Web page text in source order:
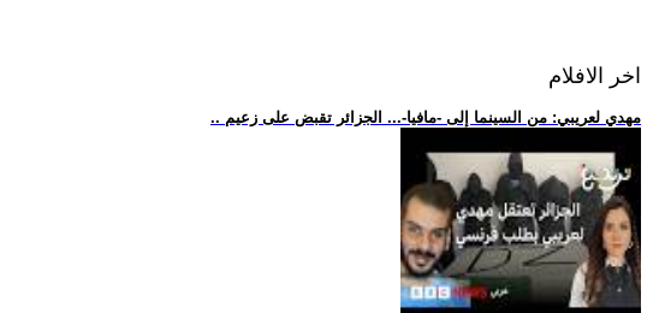
اخر الافلام
.. مهدي لعريبي: من السينما إلى -مافيا-... الجزائر تقبض على زعيم